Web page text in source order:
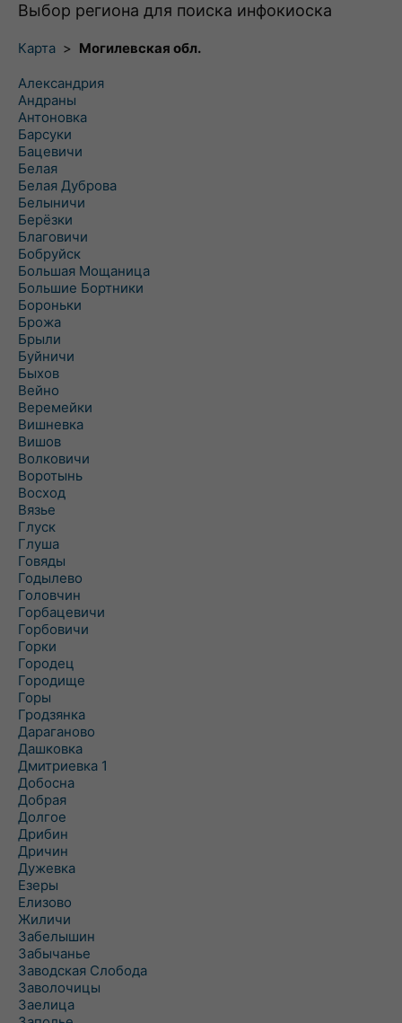
Выбор региона для поиска инфокиоска
Карта > Могилевская обл.
Александрия
Андраны
Антоновка
Барсуки
Бацевичи
Белая
Белая Дуброва
Белыничи
Берёзки
Благовичи
Бобруйск
Большая Мощаница
Большие Бортники
Бороньки
Брожа
Брыли
Буйничи
Быхов
Вейно
Веремейки
Вишневка
Вишов
Волковичи
Воротынь
Восход
Вязье
Глуск
Глуша
Говяды
Годылево
Головчин
Горбацевичи
Горбовичи
Горки
Городец
Городище
Горы
Гродзянка
Дараганово
Дашковка
Дмитриевка 1
Добосна
Добрая
Долгое
Дрибин
Дричин
Дужевка
Езеры
Елизово
Жиличи
Забелышин
Забычанье
Заводская Слобода
Заволочицы
Заелица